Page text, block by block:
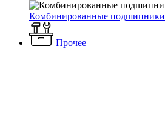
Комбинированные подшипники
Прочее